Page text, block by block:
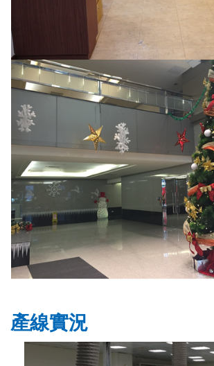
產線實況